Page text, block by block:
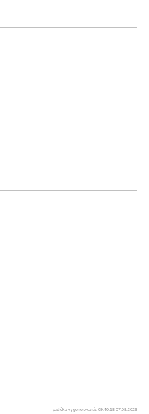
patička vygenerovaná: 09:40:18 07.08.2026